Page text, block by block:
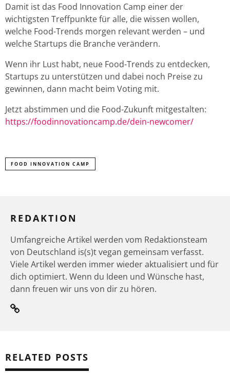
Damit ist das Food Innovation Camp einer der
wichtigsten Treffpunkte für alle, die wissen wollen,
welche Food-Trends morgen relevant werden – und
welche Startups die Branche verändern.
Wenn ihr Lust habt, neue Food-Trends zu entdecken,
Startups zu unterstützen und dabei noch Preise zu
gewinnen, dann macht beim Voting mit.
Jetzt abstimmen und die Food-Zukunft mitgestalten:
https://foodinnovationcamp.de/dein-newcomer/
FOOD INNOVATION CAMP
REDAKTION
Umfangreiche Artikel werden vom Redaktionsteam
von Deutschland is(s)t vegan gemeinsam verfasst.
Viele Artikel werden immer wieder aktualisiert und für
dich optimiert. Wenn du Ideen und Wünsche hast,
dann freuen wir uns von dir zu hören.
RELATED POSTS